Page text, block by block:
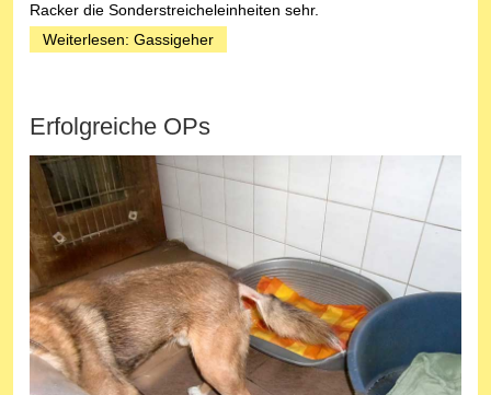
Racker die Sonderstreicheleinheiten sehr.
Weiterlesen: Gassigeher
Erfolgreiche OPs